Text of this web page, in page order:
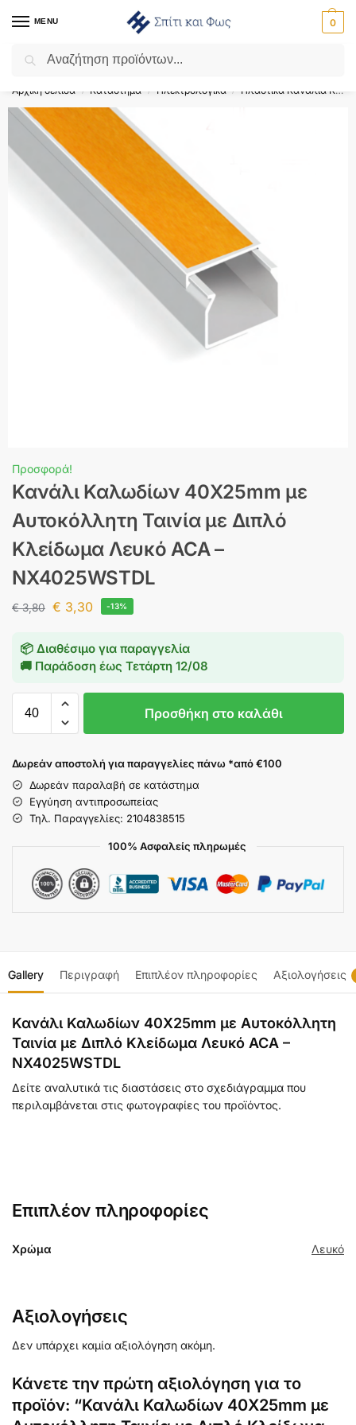
MENU 0
Flash Sale ⚡ 10% Έκπτωση με τον κωδικό ‘SPRING’!
Αρχική σελίδα / Κατάστημα / Ηλεκτρολογικά / Πλαστικά Κανάλια Καλωδίων
Προσφορά!
Κανάλι Καλωδίων 40X25mm με
Αυτοκόλλητη Ταινία με Διπλό
Κλείδωμα Λευκό ACA –
NX4025WSTDL
€3,80 € 3,30 -13%
📦 Διαθέσιμο για παραγγελία
🚚 Παράδοση έως Τετάρτη 12/08
Προσθήκη στο καλάθι
Δωρεάν αποστολή για παραγγελίες πάνω *από €100
Δωρεάν παραλαβή σε κατάστημα
Εγγύηση αντιπροσωπείας
Τηλ. Παραγγελίες: 2104838515
100% Ασφαλείς πληρωμές
Gallery Περιγραφή Επιπλέον πληροφορίες Αξιολογήσεις
Κανάλι Καλωδίων 40X25mm με Αυτοκόλλητη
Ταινία με Διπλό Κλείδωμα Λευκό ACA –
NX4025WSTDL
Δείτε αναλυτικά τις διαστάσεις στο σχεδιάγραμμα που
περιλαμβάνεται στις φωτογραφίες του προϊόντος.
Επιπλέον πληροφορίες
Χρώμα Λευκό
Αξιολογήσεις
Δεν υπάρχει καμία αξιολόγηση ακόμη.
Κάνετε την πρώτη αξιολόγηση για το
προϊόν: “Κανάλι Καλωδίων 40X25mm με